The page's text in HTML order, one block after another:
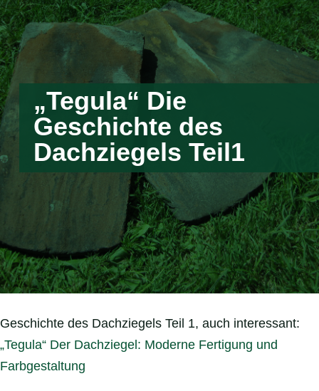
„Tegula“ Die
Geschichte des
Dachziegels Teil1
Geschichte des Dachziegels Teil 1, auch interessant:
„Tegula“ Der Dachziegel: Moderne Fertigung und
Farbgestaltung